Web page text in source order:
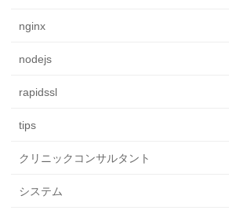
nginx
nodejs
rapidssl
tips
クリニックコンサルタント
システム